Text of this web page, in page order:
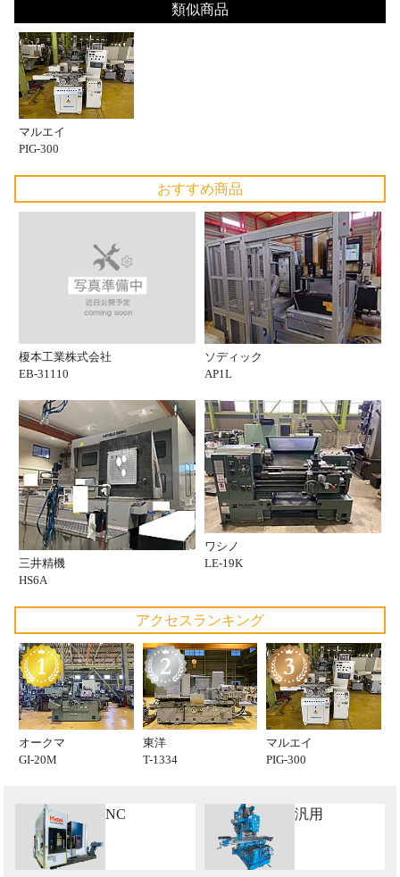
類似商品
マルエイ
PIG-300
おすすめ商品
榎本工業株式会社
EB-31110
ソディック
AP1L
三井精機
HS6A
ワシノ
LE-19K
アクセスランキング
オークマ
GI-20M
東洋
T-1334
マルエイ
PIG-300
NC 汎用